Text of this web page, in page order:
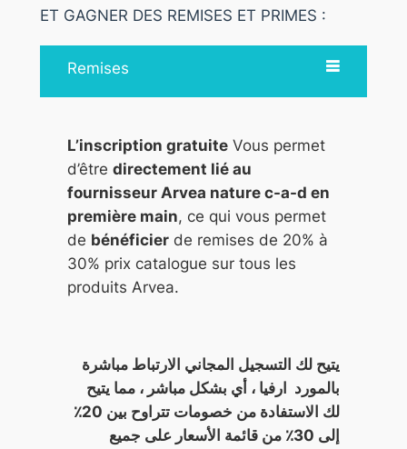
ET GAGNER DES REMISES ET PRIMES :
Remises
L’inscription gratuiteVous permet
d’être directement lié au
fournisseur Arvea nature c-a-d en
première main, ce qui vous permet
de bénéficierde remises de 20% à
30% prix catalogue sur tous les
produits Arvea.
يتيح لك التسجيل المجاني الارتباط مباشرة
بالمورد ارفيا ، أي بشكل مباشر ، مما يتيح
لك الاستفادة من خصومات تتراوح بين 20٪
إلى 30٪ من قائمة الأسعار على جميع